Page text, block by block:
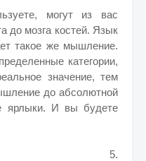
могут из вас
до мозга костей. Язык
такое же мышление.
категории,
значение, тем
до абсолютной
ярлыки. И вы будете
5.